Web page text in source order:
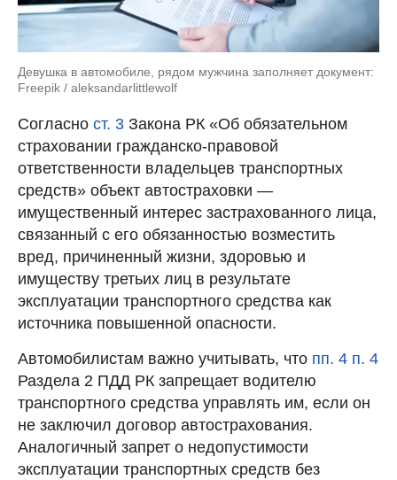
Девушка в автомобиле, рядом мужчина заполняет документ:
Freepik / aleksandarlittlewolf
Согласно ст. 3 Закона РК «Об обязательном
страховании гражданско-правовой
ответственности владельцев транспортных
средств» объект автостраховки —
имущественный интерес застрахованного лица,
связанный с его обязанностью возместить
вред, причиненный жизни, здоровью и
имуществу третьих лиц в результате
эксплуатации транспортного средства как
источника повышенной опасности.
Автомобилистам важно учитывать, что пп. 4 п. 4
Раздела 2 ПДД РК запрещает водителю
транспортного средства управлять им, если он
не заключил договор автострахования.
Аналогичный запрет о недопустимости
эксплуатации транспортных средств без